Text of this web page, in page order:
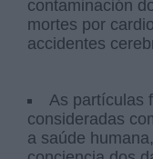
contaminación
mortes por
accidentes
As partículas
consideradas
a saúde